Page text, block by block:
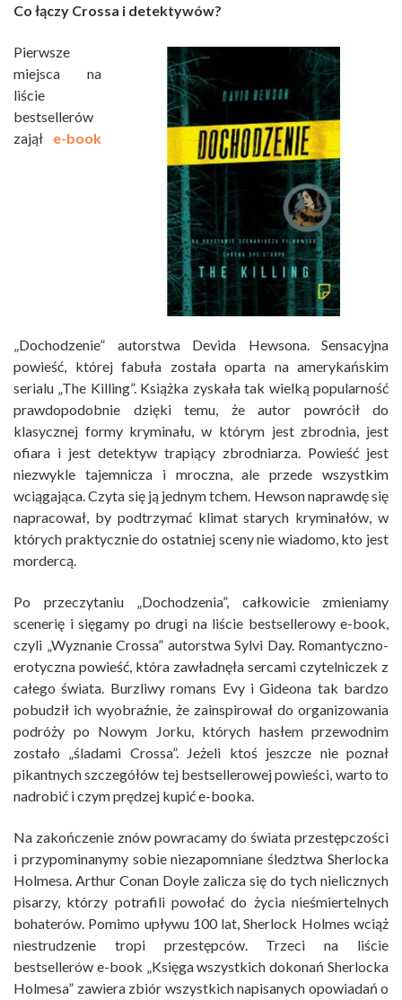
Co łączy Crossa i detektywów?
Pierwsze
miejsca na
liście
bestsellerów
zajął e-book
„Dochodzenie” autorstwa Devida Hewsona. Sensacyjna
powieść, której fabuła została oparta na amerykańskim
serialu „The Killing”. Książka zyskała tak wielką popularność
prawdopodobnie dzięki temu, że autor powrócił do
klasycznej formy kryminału, w którym jest zbrodnia, jest
ofiara i jest detektyw trapiący zbrodniarza. Powieść jest
niezwykle tajemnicza i mroczna, ale przede wszystkim
wciągająca. Czyta się ją jednym tchem. Hewson naprawdę się
napracował, by podtrzymać klimat starych kryminałów, w
których praktycznie do ostatniej sceny nie wiadomo, kto jest
mordercą.
Po przeczytaniu „Dochodzenia”, całkowicie zmieniamy
scenerię i sięgamy po drugi na liście bestsellerowy e-book,
czyli „Wyznanie Crossa” autorstwa Sylvi Day. Romantyczno-
erotyczna powieść, która zawładnęła sercami czytelniczek z
całego świata. Burzliwy romans Evy i Gideona tak bardzo
pobudził ich wyobraźnie, że zainspirował do organizowania
podróży po Nowym Jorku, których hasłem przewodnim
zostało „śladami Crossa”. Jeżeli ktoś jeszcze nie poznał
pikantnych szczegółów tej bestsellerowej powieści, warto to
nadrobić i czym prędzej kupić e-booka.
Na zakończenie znów powracamy do świata przestępczości
i przypominanymy sobie niezapomniane śledztwa Sherlocka
Holmesa. Arthur Conan Doyle zalicza się do tych nielicznych
pisarzy, którzy potrafili powołać do życia nieśmiertelnych
bohaterów. Pomimo upływu 100 lat, Sherlock Holmes wciąż
niestrudzenie tropi przestępców. Trzeci na liście
bestsellerów e-book „Księga wszystkich dokonań Sherlocka
Holmesa” zawiera zbiór wszystkich napisanych opowiadań o